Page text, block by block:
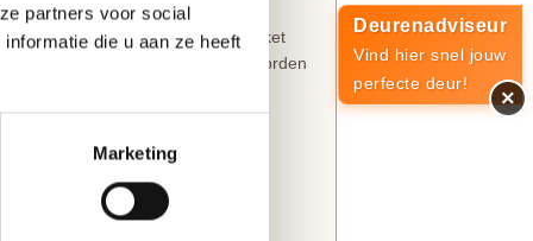
partners voor social
die u aan ze heeft
Marketing
en het Austria RENOV8 Nero
muurdikte van 100 mm. Het pakket
Alle benodigde onderdelen worden
hoeken.
Deurenadviseur
Vind hier snel jouw
perfecte deur!
×